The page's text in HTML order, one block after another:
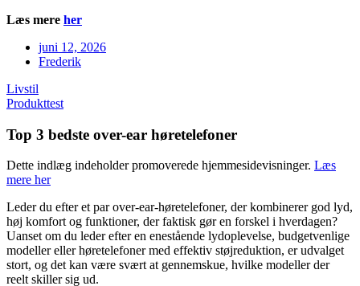
Læs mere her
juni 12, 2026
Frederik
Livstil
Produkttest
Top 3 bedste over-ear høretelefoner
Dette indlæg indeholder promoverede hjemmesidevisninger. Læs
mere her
Leder du efter et par over-ear-høretelefoner, der kombinerer god lyd,
høj komfort og funktioner, der faktisk gør en forskel i hverdagen?
Uanset om du leder efter en enestående lydoplevelse, budgetvenlige
modeller eller høretelefoner med effektiv støjreduktion, er udvalget
stort, og det kan være svært at gennemskue, hvilke modeller der
reelt skiller sig ud.